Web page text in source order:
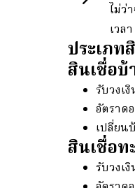
ไม่ว่
เวล
ประเภท
สินเชื่อ
รับวงเ
อัตราด
เปลี่ยน
สินเชื่อ
รับวงเ